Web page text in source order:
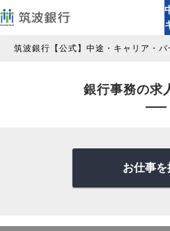
筑波銀行【公式】中途・キャリア・
銀行事務の求
お仕事を